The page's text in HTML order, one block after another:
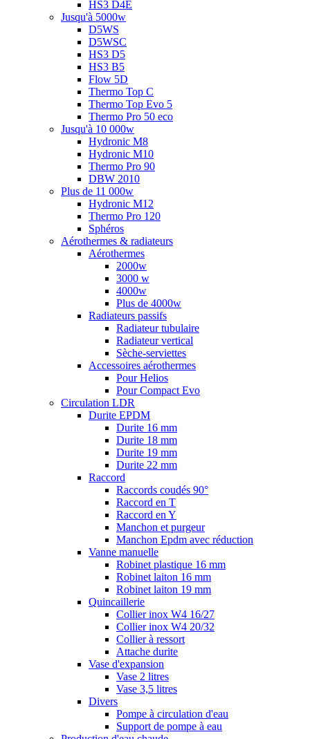
HS3 D4E
Jusqu'à 5000w
D5WS
D5WSC
HS3 D5
HS3 B5
Flow 5D
Thermo Top C
Thermo Top Evo 5
Thermo Pro 50 eco
Jusqu'à 10 000w
Hydronic M8
Hydronic M10
Thermo Pro 90
DBW 2010
Plus de 11 000w
Hydronic M12
Thermo Pro 120
Sphéros
Aérothermes & radiateurs
Aérothermes
2000w
3000 w
4000w
Plus de 4000w
Radiateurs passifs
Radiateur tubulaire
Radiateur vertical
Sèche-serviettes
Accessoires aérothermes
Pour Helios
Pour Compact Evo
Circulation LDR
Durite EPDM
Durite 16 mm
Durite 18 mm
Durite 19 mm
Durite 22 mm
Raccord
Raccords coudés 90°
Raccord en T
Raccord en Y
Manchon et purgeur
Manchon Epdm avec réduction
Vanne manuelle
Robinet plastique 16 mm
Robinet laiton 16 mm
Robinet laiton 19 mm
Quincaillerie
Collier inox W4 16/27
Collier inox W4 20/32
Collier à ressort
Attache durite
Vase d'expansion
Vase 2 litres
Vase 3,5 litres
Divers
Pompe à circulation d'eau
Support de pompe à eau